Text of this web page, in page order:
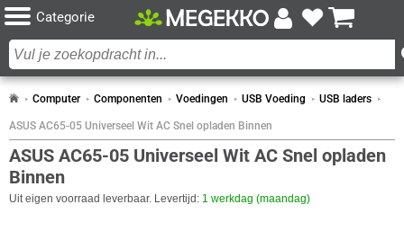
Categorie
Computer Componenten Voedingen USB Voeding USB laders
ASUS AC65-05 Universeel Wit AC Snel opladen Binnen
ASUS AC65-05 Universeel Wit AC Snel opladen
Binnen
Uit eigen voorraad leverbaar. Levertijd: 1 werkdag (maandag)